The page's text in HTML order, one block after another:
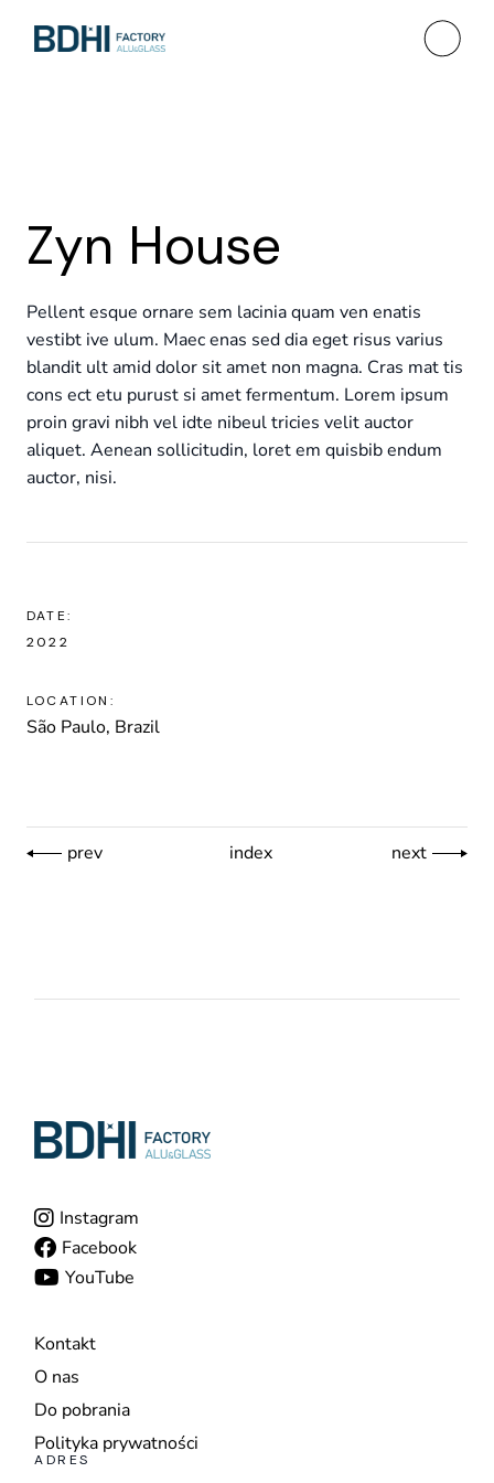
Zyn House
Pellent esque ornare sem lacinia quam ven enatis
vestibt ive ulum. Maec enas sed dia eget risus varius
blandit ult amid dolor sit amet non magna. Cras mat tis
cons ect etu purust si amet fermentum. Lorem ipsum
proin gravi nibh vel idte nibeul tricies velit auctor
aliquet. Aenean sollicitudin, loret em quisbib endum
auctor, nisi.
DATE:
2022
LOCATION:
São Paulo, Brazil
prev index next
Instagram
Facebook
YouTube
Kontakt
O nas
Do pobrania
Polityka prywatności
ADRES